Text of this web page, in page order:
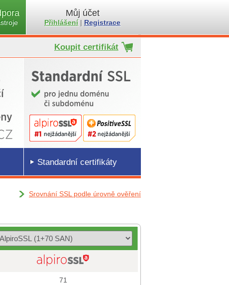
Můj účet
Přihlášení| Registrace
Koupit certifikát
Standardní certifikáty
Srovnání SSL podle úrovně ověření
71